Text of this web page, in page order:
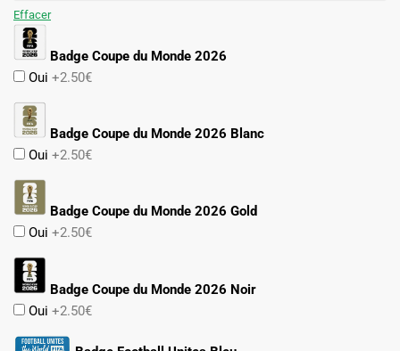
Effacer
Badge Coupe du Monde 2026
Oui +2.50€
Badge Coupe du Monde 2026 Blanc
Oui +2.50€
Badge Coupe du Monde 2026 Gold
Oui +2.50€
Badge Coupe du Monde 2026 Noir
Oui +2.50€